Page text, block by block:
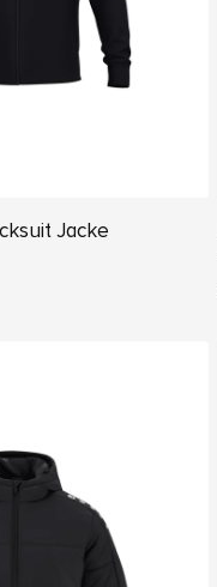
Jacke